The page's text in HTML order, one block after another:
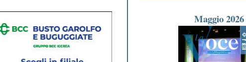
Maggio 2026